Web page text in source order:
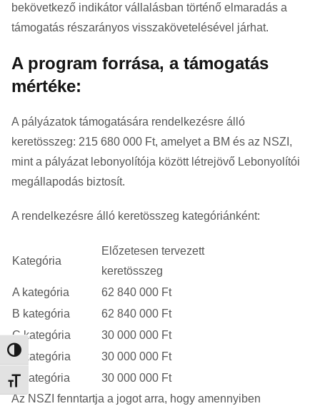
Nagy kontraszt váltása
Betűméret váltása
bekövetkező indikátor vállalásban történő elmaradás a
támogatás részarányos visszakövetelésével járhat.
A program forrása, a támogatás
mértéke:
A pályázatok támogatására rendelkezésre álló
keretösszeg: 215 680 000 Ft, amelyet a BM és az NSZI,
mint a pályázat lebonyolítója között létrejövő Lebonyolítói
megállapodás biztosít.
A rendelkezésre álló keretösszeg kategóriánként:
Kategória
Előzetesen tervezett
keretösszeg
A kategória
62 840 000 Ft
B kategória
62 840 000 Ft
C kategória
30 000 000 Ft
D kategória
30 000 000 Ft
E kategória
30 000 000 Ft
Az NSZI fenntartja a jogot arra, hogy amennyiben